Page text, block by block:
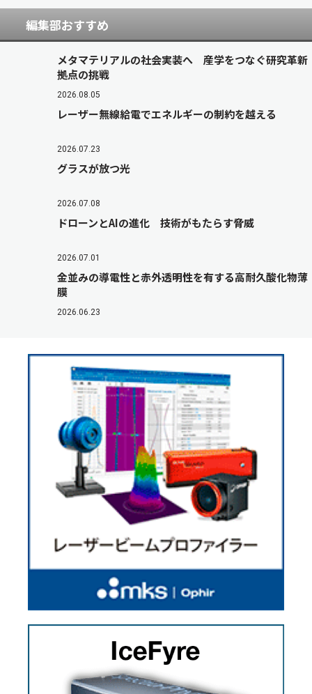
編集部おすすめ
メタマテリアルの社会実装へ 産学をつなぐ研究革新
拠点の挑戦
2026.08.05
レーザー無線給電でエネルギーの制約を越える
2026.07.23
グラスが放つ光
2026.07.08
ドローンとAIの進化 技術がもたらす脅威
2026.07.01
金並みの導電性と赤外透明性を有する高耐久酸化物薄
膜
2026.06.23